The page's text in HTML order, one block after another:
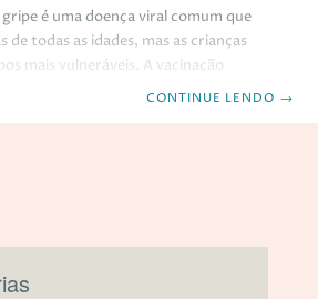
gripe é uma doença viral comum que
de todas as idades, mas as crianças
mais vulneráveis. A vacinação
medida crucial para proteger os
CONTINUE LENDO →